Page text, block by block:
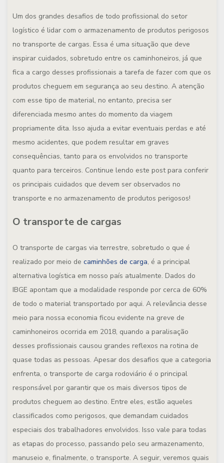
Um dos grandes desafios de todo profissional do setor
logístico é lidar com o armazenamento de produtos perigosos
no transporte de cargas. Essa é uma situação que deve
inspirar cuidados, sobretudo entre os caminhoneiros, já que
fica a cargo desses profissionais a tarefa de fazer com que os
produtos cheguem em segurança ao seu destino. A atenção
com esse tipo de material, no entanto, precisa ser
diferenciada mesmo antes do momento da viagem
propriamente dita. Isso ajuda a evitar eventuais perdas e até
mesmo acidentes, que podem resultar em graves
consequências, tanto para os envolvidos no transporte
quanto para terceiros. Continue lendo este post para conferir
os principais cuidados que devem ser observados no
transporte e no armazenamento de produtos perigosos!
O transporte de cargas
O transporte de cargas via terrestre, sobretudo o que é
realizado por meio de caminhões de carga, é a principal
alternativa logística em nosso país atualmente. Dados do
IBGE apontam que a modalidade responde por cerca de 60%
de todo o material transportado por aqui. A relevância desse
meio para nossa economia ficou evidente na greve de
caminhoneiros ocorrida em 2018, quando a paralisação
desses profissionais causou grandes reflexos na rotina de
quase todas as pessoas. Apesar dos desafios que a categoria
enfrenta, o transporte de carga rodoviário é o principal
responsável por garantir que os mais diversos tipos de
produtos cheguem ao destino. Entre eles, estão aqueles
classificados como perigosos, que demandam cuidados
especiais dos trabalhadores envolvidos. Isso vale para todas
as etapas do processo, passando pelo seu armazenamento,
manuseio e, finalmente, o transporte. A seguir, veremos quais